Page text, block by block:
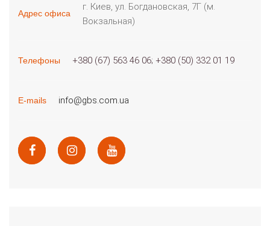
Адрес офиса
г. Киев, ул. Богдановская, 7Г (м.
Вокзальная)
Телефоны +380 (67) 563 46 06 +380 (50) 332 01 19
E-mails info@gbs.com.ua